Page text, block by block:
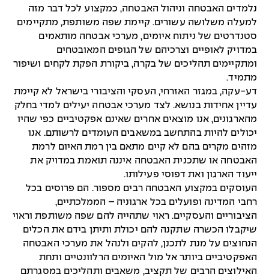
נלמדים האבטחה וניהול האבטחה, כמקצוע לכל דבר מזה
למעלה משלושה עשורים. קיימת שפה משותפת, מתקיימים
סטנדרטים של ניתוח איומים, מערכי אבטחה מותאמים
במדויק לאופיים וצרכיהם של הגופים המאובטחים
ומתקיימים תהליכים של בקרה, ביקורת הפקת לקחים ושיפור
מתמיד.
דע-עקה, במגזר האזרחי, העסקי והציבורי בישראל לא קיימת
עדיין אחידות בנושא. לצד מערכי אבטחה יעילים למדי בחלק
מהארגונים, אנו מוצאים אחרים שאינם אפקטיביים כפי שהיו
יכולים להיות בהתחשב במשאבים העומדים לרשותם. אנו
מזהים מקרים בהם לא קיים מתאם בין רמת האיום לרמת
האבטחה או שתכנית האבטחה איננה תואמת במדויק את
ייעוד הארגון ואת דפוסי פעילותו.
העוסקים במקצוע האבטחה רבים מספור. הם פרוסים בכל
רחבי המדינה ופועלים בכל ארגוניה – הממלכתיים,
הציבוריים והעסקיים. ראוי שתהייה להם שפה משותפת וראוי
שיקבלו הכשרה שתקנה להם יכולת ותיתן בידם את הכלים
הנחוצים על מנת לתכנן, להקים ולנהל את מערכי האבטחה
האפקטיביים ביותר אל מול האיומים הרלוונטיים ותחת
האילוצים הרבים של תקציב, משאבים ותהליכים במסגרתם